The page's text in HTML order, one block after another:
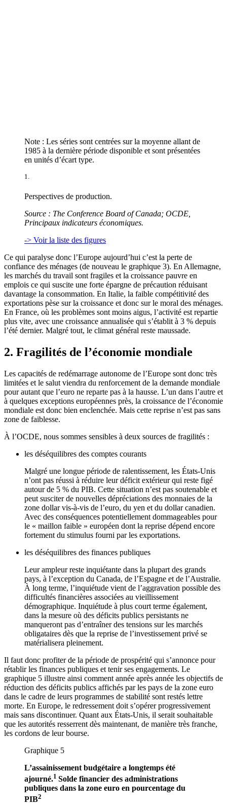
Note : Les séries sont centrées sur la moyenne allant de
1985 à la dernière période disponible et sont présentées
en unités d’écart type.
1.
Perspectives de production.
Source : The Conference Board of Canada; OCDE,
Principaux indicateurs économiques.
-> Voir la liste des figures
Ce qui paralyse donc l’Europe aujourd’hui c’est la perte de
confiance des ménages (de nouveau le graphique 3). En Allemagne,
les marchés du travail sont fragiles et la croissance pauvre en
emplois ce qui suscite une forte épargne de précaution réduisant
davantage la consommation. En Italie, la faible compétitivité des
exportations pèse sur la croissance et donc sur le moral des ménages.
En France, où les problèmes sont moins aigus, l’activité est repartie
plus vite, avec une croissance annualisée qui s’établit à 3 % depuis
l’été dernier. Malgré tout, le climat général reste maussade.
2. Fragilités de l’économie mondiale
Les capacités de redémarrage autonome de l’Europe sont donc très
limitées et le salut viendra du renforcement de la demande mondiale
pour autant que l’euro ne reparte pas à la hausse. L’un dans l’autre et
à quelques exceptions européennes près, la croissance de l’économie
mondiale est donc bien enclenchée. Mais cette reprise n’est pas sans
zone de faiblesse.
À l’OCDE, nous sommes sensibles à deux sources de fragilités :
les déséquilibres des comptes courants
Malgré une longue période de ralentissement, les États-Unis
n’ont pas réussi à réduire leur déficit extérieur qui reste figé
autour de 5 % du PIB. Cette situation n’est pas soutenable et
peut susciter de nouvelles dépréciations des monnaies de la
zone dollar vis-à-vis de l’euro, du yen et du dollar canadien.
Avec des conséquences potentiellement dommageables pour
le « maillon faible » européen dont la reprise dépend encore
fortement du stimulus fourni par les exportations.
les déséquilibres des finances publiques
Leur ampleur reste inquiétante dans la plupart des grands
pays, à l’exception du Canada, de l’Espagne et de l’Australie.
À long terme, l’inquiétude vient de l’aggravation possible des
difficultés financières associées au vieillissement
démographique. Inquiétude à plus court terme également,
dans la mesure où des déficits publics persistants ne
manqueront pas d’entraîner des tensions sur les marchés
obligataires dès que la reprise de l’investissement privé se
matérialisera pleinement.
Il faut donc profiter de la période de prospérité qui s’annonce pour
rétablir les finances publiques et tenir ses engagements. Le
graphique 5 illustre ainsi comment année après année les objectifs de
réduction des déficits publics affichés par les pays de la zone euro
dans le cadre de leurs programmes de stabilité sont restés lettre
morte. En Europe, le redressement doit s’opérer progressivement
mais sans discontinuer. Quant aux États-Unis, il serait souhaitable
que les autorités resserrent dès maintenant, de manière très franche,
les cordons de leur bourse.
Graphique 5
L’assainissement budgétaire a longtemps été
ajourné.1 Solde financier des administrations
publiques dans la zone euro en pourcentage du
PIB2